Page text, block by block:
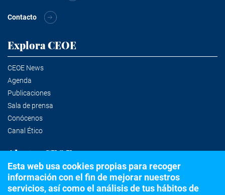
Contacto
Explora CEOE
CEOE News
Agenda
Publicaciones
Sala de prensa
Conócenos
Canal Ético
Alertas CEOE
Suscríbete a la newsletter
Esta web usa cookies propias para recoger
información con el fin de mejorar nuestros
servicios, así como el análisis de tus hábitos de